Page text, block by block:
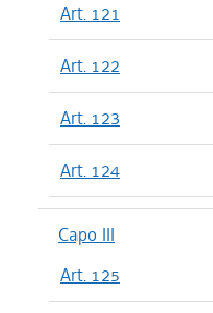
Art. 121
Art. 122
Art. 123
Art. 124
Capo III
Art. 125